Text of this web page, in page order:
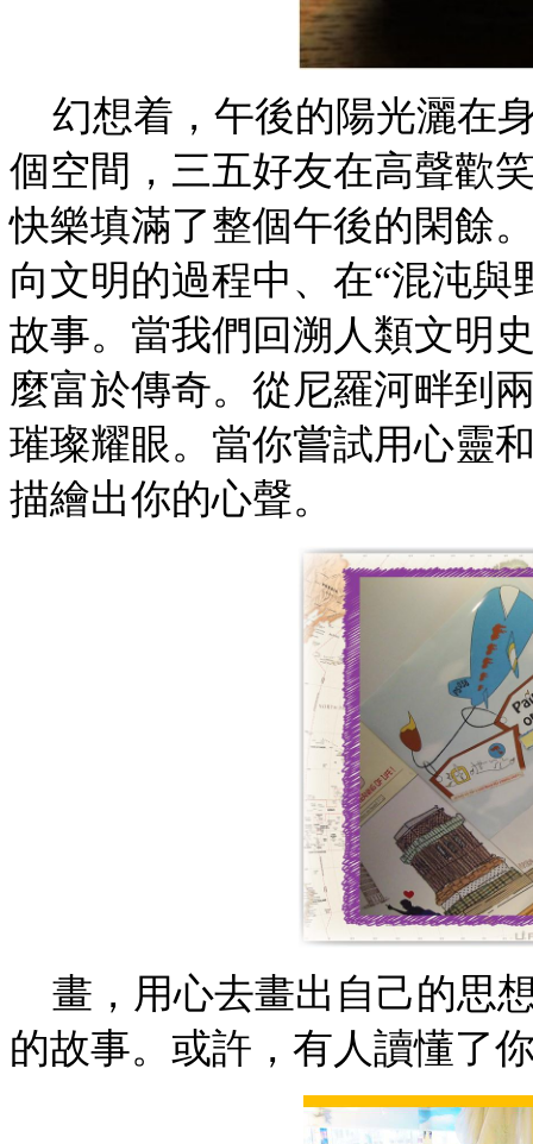
幻想着，午後的陽光灑在
個空間，三五好友在高聲歡
快樂填滿了整個午後的閑餘
向文明的過程中、在“混沌
故事。當我們回溯人類文明
麼富於傳奇。從尼羅河畔到
璀璨耀眼。當你嘗試用心靈
描繪出你的心聲。
畫，用心去畫出自己的思
的故事。或許，有人讀懂了